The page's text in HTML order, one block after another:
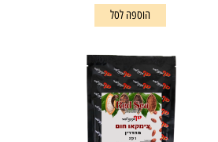
הוספה לסל